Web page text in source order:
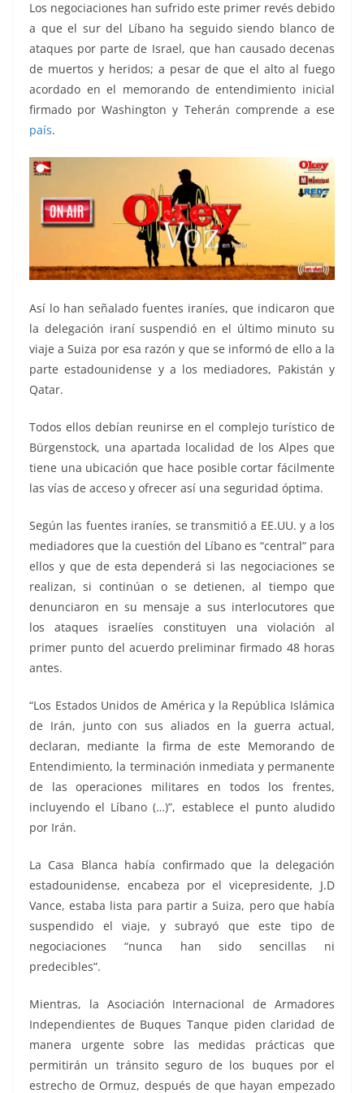
Los negociaciones han sufrido este primer revés debido
a que el sur del Líbano ha seguido siendo blanco de
ataques por parte de Israel, que han causado decenas
de muertos y heridos; a pesar de que el alto al fuego
acordado en el memorando de entendimiento inicial
firmado por Washington y Teherán comprende a ese
país.
Así lo han señalado fuentes iraníes, que indicaron que
la delegación iraní suspendió en el último minuto su
viaje a Suiza por esa razón y que se informó de ello a la
parte estadounidense y a los mediadores, Pakistán y
Qatar.
Todos ellos debían reunirse en el complejo turístico de
Bürgenstock, una apartada localidad de los Alpes que
tiene una ubicación que hace posible cortar fácilmente
las vías de acceso y ofrecer así una seguridad óptima.
Según las fuentes iraníes, se transmitió a EE.UU. y a los
mediadores que la cuestión del Líbano es “central” para
ellos y que de esta dependerá si las negociaciones se
realizan, si continúan o se detienen, al tiempo que
denunciaron en su mensaje a sus interlocutores que
los ataques israelíes constituyen una violación al
primer punto del acuerdo preliminar firmado 48 horas
antes.
“Los Estados Unidos de América y la República Islámica
de Irán, junto con sus aliados en la guerra actual,
declaran, mediante la firma de este Memorando de
Entendimiento, la terminación inmediata y permanente
de las operaciones militares en todos los frentes,
incluyendo el Líbano (…)”, establece el punto aludido
por Irán.
La Casa Blanca había confirmado que la delegación
estadounidense, encabeza por el vicepresidente, J.D
Vance, estaba lista para partir a Suiza, pero que había
suspendido el viaje, y subrayó que este tipo de
negociaciones “nunca han sido sencillas ni
predecibles”.
Mientras, la Asociación Internacional de Armadores
Independientes de Buques Tanque piden claridad de
manera urgente sobre las medidas prácticas que
permitirán un tránsito seguro de los buques por el
estrecho de Ormuz, después de que hayan empezado